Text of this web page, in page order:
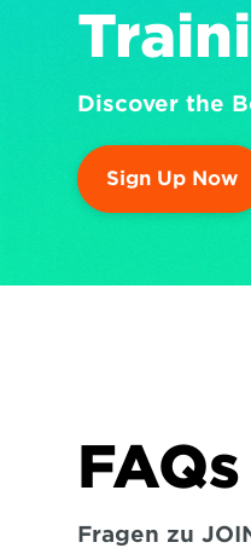
Discover the
Sign Up Now
FAQs
Fragen zu